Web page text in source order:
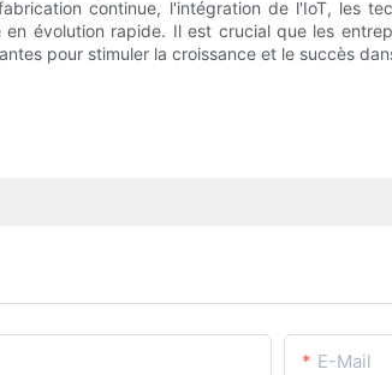
continue, l'intégration de l'IoT, les
évolution rapide. Il est crucial que les
pour stimuler la croissance et le succès
E-Mail